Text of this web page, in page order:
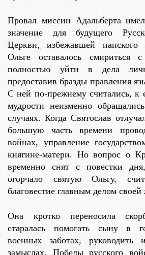
Провал миссии Адальберта
значение для будущего
Церкви, избежавшей папского
Ольге оставалось
полностью уйти в дела
предоставив бразды правления
С ней по-прежнему считались, к
мудрости неизменно
случаях. Когда Святослав
большую часть времени
войнах, управление
княгине-матери. Но вопрос о
временно снят с повестки
огорчало святую Ольгу,
благовестие главным делом
Она кротко переносила
старалась помогать сыну в
военных заботах, руководить
замыслах. Победы русского